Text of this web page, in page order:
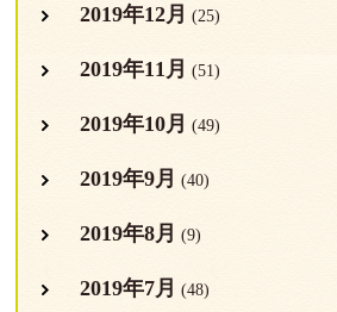
2019年12月 (25)
2019年11月 (51)
2019年10月 (49)
2019年9月 (40)
2019年8月 (9)
2019年7月 (48)